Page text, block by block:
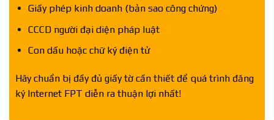
Giấy phép kinh doanh (bản sao công chứng)
CCCD người đại diện pháp luật
Con dấu hoặc chữ ký điện tử
Hãy chuẩn bị đầy đủ giấy tờ cần thiết để quá trình đăng
ký Internet FPT diễn ra thuận lợi nhất!